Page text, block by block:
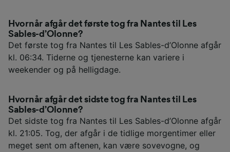
Hvornår afgår det første tog fra Nantes til Les
Sables-d’Olonne?
Det første tog fra Nantes til Les Sables-d’Olonne afgår
kl. 06:34. Tiderne og tjenesterne kan variere i
weekender og på helligdage.
Hvornår afgår det sidste tog fra Nantes til Les
Sables-d’Olonne?
Det sidste tog fra Nantes til Les Sables-d’Olonne afgår
kl. 21:05. Tog, der afgår i de tidlige morgentimer eller
meget sent om aftenen, kan være sovevogne, og